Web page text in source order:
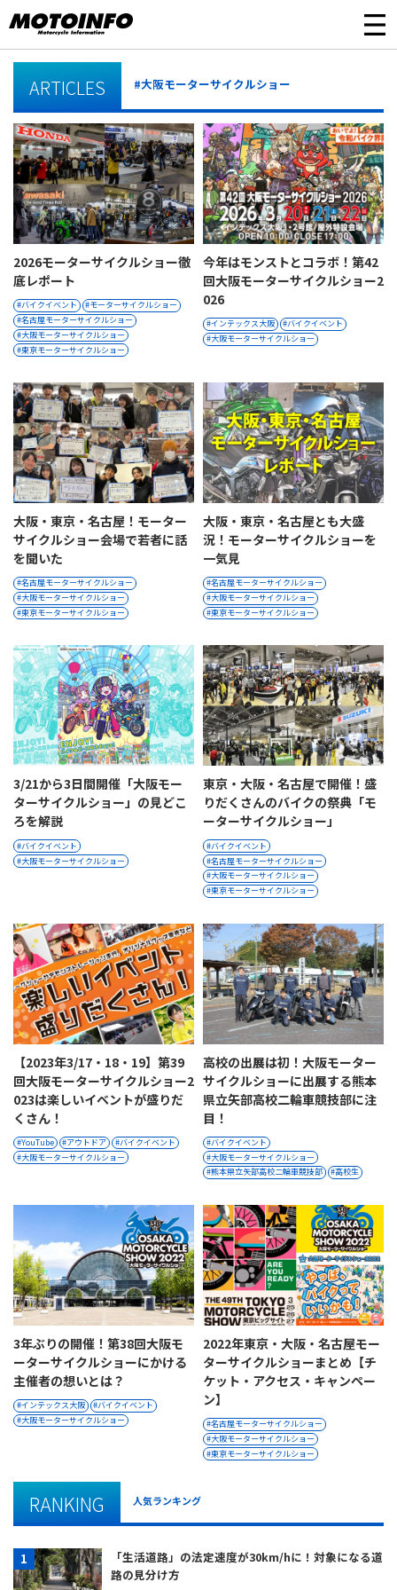
ARTICLES #大阪モーターサイクルショー
2026モーターサイクルショー徹
底レポート
バイクイベント
モーターサイクルショー
名古屋モーターサイクルショー
大阪モーターサイクルショー
東京モーターサイクルショー
今年はモンストとコラボ！第42
回大阪モーターサイクルショー2
026
インテックス大阪
バイクイベント
大阪モーターサイクルショー
大阪・東京・名古屋！モーター
サイクルショー会場で若者に話
を聞いた
名古屋モーターサイクルショー
大阪モーターサイクルショー
東京モーターサイクルショー
大阪・東京・名古屋とも大盛
況！モーターサイクルショーを
一気見
名古屋モーターサイクルショー
大阪モーターサイクルショー
東京モーターサイクルショー
3/21から3日間開催「大阪モー
ターサイクルショー」の見どこ
ろを解説
バイクイベント
大阪モーターサイクルショー
東京・大阪・名古屋で開催！盛
りだくさんのバイクの祭典「モ
ーターサイクルショー」
バイクイベント
名古屋モーターサイクルショー
大阪モーターサイクルショー
東京モーターサイクルショー
【2023年3/17・18・19】第39
回大阪モーターサイクルショー2
023は楽しいイベントが盛りだ
くさん！
YouTube アウトドア
バイクイベント
大阪モーターサイクルショー
高校の出展は初！大阪モーター
サイクルショーに出展する熊本
県立矢部高校二輪車競技部に注
目！
バイクイベント
大阪モーターサイクルショー
熊本県立矢部高校二輪車競技部
高校生
3年ぶりの開催！第38回大阪モ
ーターサイクルショーにかける
主催者の想いとは？
インテックス大阪
バイクイベント
大阪モーターサイクルショー
2022年東京・大阪・名古屋モー
ターサイクルショーまとめ【チ
ケット・アクセス・キャンペー
ン】
名古屋モーターサイクルショー
大阪モーターサイクルショー
東京モーターサイクルショー
RANKING 人気ランキング
「生活道路」の法定速度が30km/hに！対象になる道
路の見分け方